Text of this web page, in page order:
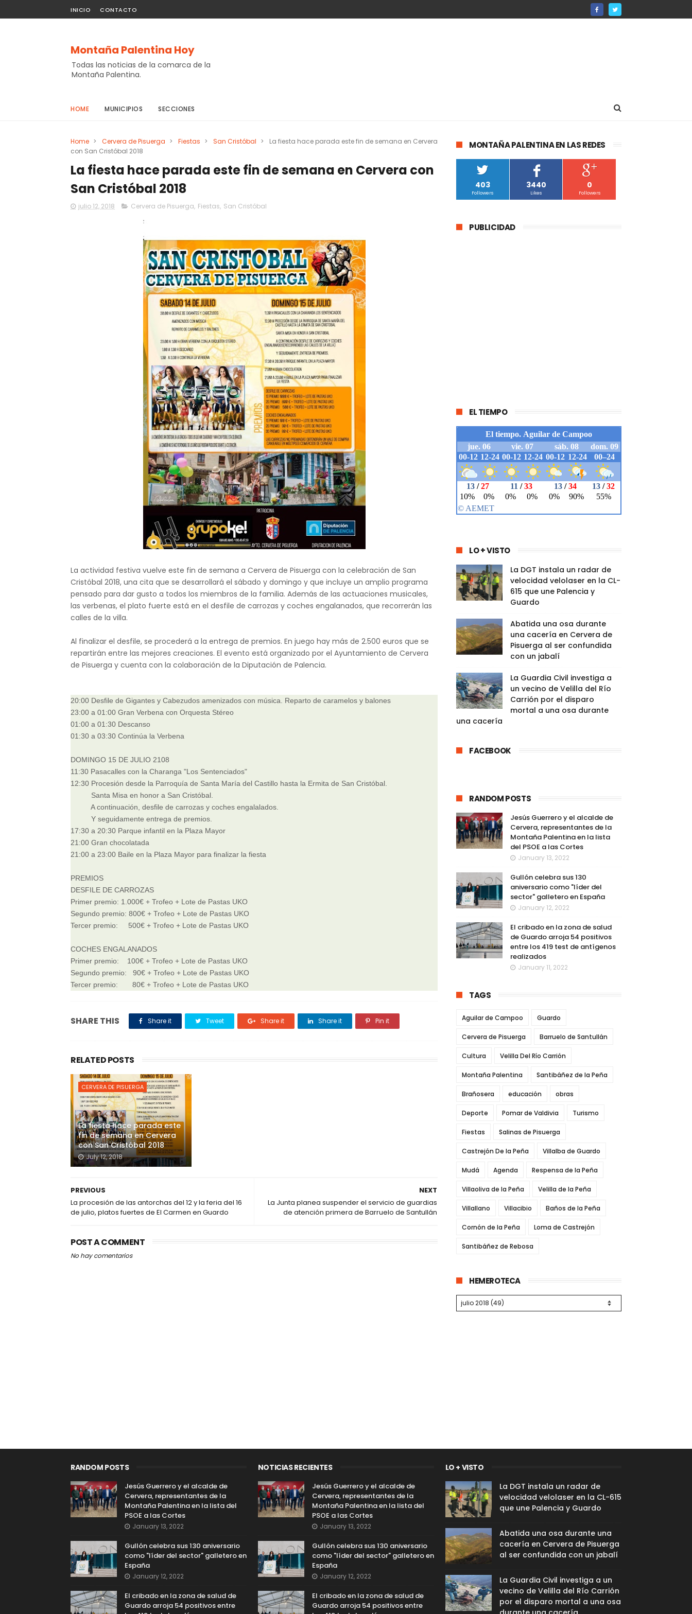
INICIO CONTACTO
Montaña Palentina Hoy
Todas las noticias de la comarca de la
Montaña Palentina.
HOME MUNICIPIOS SECCIONES
Home > Cervera de Pisuerga > Fiestas > San Cristóbal >
La fiesta hace parada este fin de semana en Cervera
con San Cristóbal 2018
La fiesta hace parada este fin de semana en Cervera con
San Cristóbal 2018
julio 12, 2018 Cervera de Pisuerga, Fiestas, San Cristóbal
La actividad festiva vuelve este fin de semana a Cervera de Pisuerga con la celebración de San
Cristóbal 2018, una cita que se desarrollará el sábado y domingo y que incluye un amplio programa
pensado para dar gusto a todos los miembros de la familia. Además de las actuaciones musicales,
las verbenas, el plato fuerte está en el desfile de carrozas y coches engalanados, que recorrerán las
calles de la villa.
Al finalizar el desfile, se procederá a la entrega de premios. En juego hay más de 2.500 euros que se
repartirán entre las mejores creaciones. El evento está organizado por el Ayuntamiento de Cervera
de Pisuerga y cuenta con la colaboración de la Diputación de Palencia.
20:00 Desfile de Gigantes y Cabezudos amenizados con música. Reparto de caramelos y balones
23:00 a 01:00 Gran Verbena con Orquesta Stéreo
01:00 a 01:30 Descanso
01:30 a 03:30 Continúa la Verbena
DOMINGO 15 DE JULIO 2108
11:30 Pasacalles con la Charanga "Los Sentenciados"
12:30 Procesión desde la Parroquía de Santa María del Castillo hasta la Ermita de San Cristóbal.
Santa Misa en honor a San Cristóbal.
A continuación, desfile de carrozas y coches engalalados.
Y seguidamente entrega de premios.
17:30 a 20:30 Parque infantil en la Plaza Mayor
21:00 Gran chocolatada
21:00 a 23:00 Baile en la Plaza Mayor para finalizar la fiesta
PREMIOS
DESFILE DE CARROZAS
Primer premio: 1.000€ + Trofeo + Lote de Pastas UKO
Segundo premio: 800€ + Trofeo + Lote de Pastas UKO
Tercer premio: 500€ + Trofeo + Lote de Pastas UKO
COCHES ENGALANADOS
Primer premio: 100€ + Trofeo + Lote de Pastas UKO
Segundo premio: 90€ + Trofeo + Lote de Pastas UKO
Tercer premio: 80€ + Trofeo + Lote de Pastas UKO
SHARE THIS Share it Tweet Share it Share it Pin it
RELATED POSTS
CERVERA DE PISUERGA
La fiesta hace parada este
fin de semana en Cervera
con San Cristóbal 2018
July 12, 2018
NEXT
La Junta planea suspender el servicio de guardias
de atención primera de Barruelo de Santullán
PREVIOUS
La procesión de las antorchas del 12 y la feria del 16
de julio, platos fuertes de El Carmen en Guardo
POST A COMMENT
No hay comentarios
MONTAÑA PALENTINA EN LAS REDES
403
Followers
3440
Likes
0
Followers
PUBLICIDAD
EL TIEMPO
LO + VISTO
La DGT instala un radar de
velocidad velolaser en la CL-
615 que une Palencia y
Guardo
Abatida una osa durante
una cacería en Cervera de
Pisuerga al ser confundida
con un jabalí
La Guardia Civil investiga a
un vecino de Velilla del Río
Carrión por el disparo
mortal a una osa durante
una cacería
FACEBOOK
RANDOM POSTS
Jesús Guerrero y el alcalde de
Cervera, representantes de la
Montaña Palentina en la lista
del PSOE a las Cortes
January 13, 2022
Gullón celebra sus 130
aniversario como "líder del
sector" galletero en España
January 12, 2022
El cribado en la zona de salud
de Guardo arroja 54 positivos
entre los 419 test de antígenos
realizados
January 11, 2022
TAGS
Aguilar de Campoo Guardo
Cervera de Pisuerga Barruelo de Santullán
Cultura Velilla Del Río Carrión
Montaña Palentina Santibáñez de la Peña
Brañosera educación obras
Deporte Pomar de Valdivia Turismo
Fiestas Salinas de Pisuerga
Castrejón De la Peña Villalba de Guardo
Mudá Agenda Respensa de la Peña
Villaoliva de la Peña Velilla de la Peña
Villallano Villacibio Baños de la Peña
Cornón de la Peña Loma de Castrejón
Santibáñez de Rebosa
HEMEROTECA
RANDOM POSTS
Jesús Guerrero y el alcalde de
Cervera, representantes de la
Montaña Palentina en la lista del
PSOE a las Cortes
January 13, 2022
Gullón celebra sus 130 aniversario
como "líder del sector" galletero en
España
January 12, 2022
El cribado en la zona de salud de
Guardo arroja 54 positivos entre
NOTICIAS RECIENTES
Jesús Guerrero y el alcalde de
Cervera, representantes de la
Montaña Palentina en la lista del
PSOE a las Cortes
January 13, 2022
Gullón celebra sus 130 aniversario
como "líder del sector" galletero en
España
January 12, 2022
El cribado en la zona de salud de
Guardo arroja 54 positivos entre
LO + VISTO
La DGT instala un radar de
velocidad velolaser en la CL-615
que une Palencia y Guardo
Abatida una osa durante una
cacería en Cervera de Pisuerga
al ser confundida con un jabalí
La Guardia Civil investiga a un
vecino de Velilla del Río Carrión
por el disparo mortal a una osa